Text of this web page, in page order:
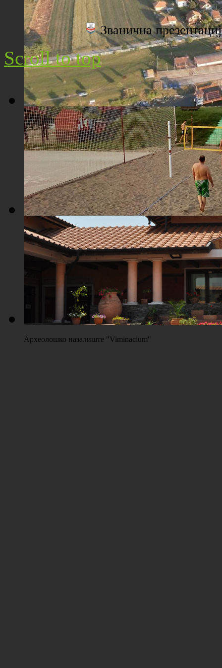
Плажа "Топољар" - Поглед са торња
Плажа "Топољар" - Поглед из ваздуха
Плажа "Топољар" - Терени на песку
Археолошко назалиште "Viminacium"
Званична
Scroll to top